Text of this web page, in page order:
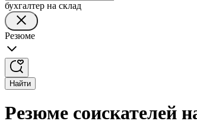
бухгалтер на склад
Резюме
Найти
Резюме соискателей